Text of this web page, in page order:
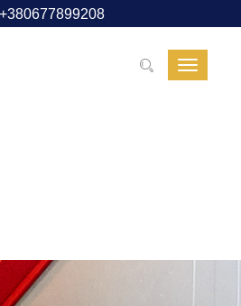
+380677899208
Toggle